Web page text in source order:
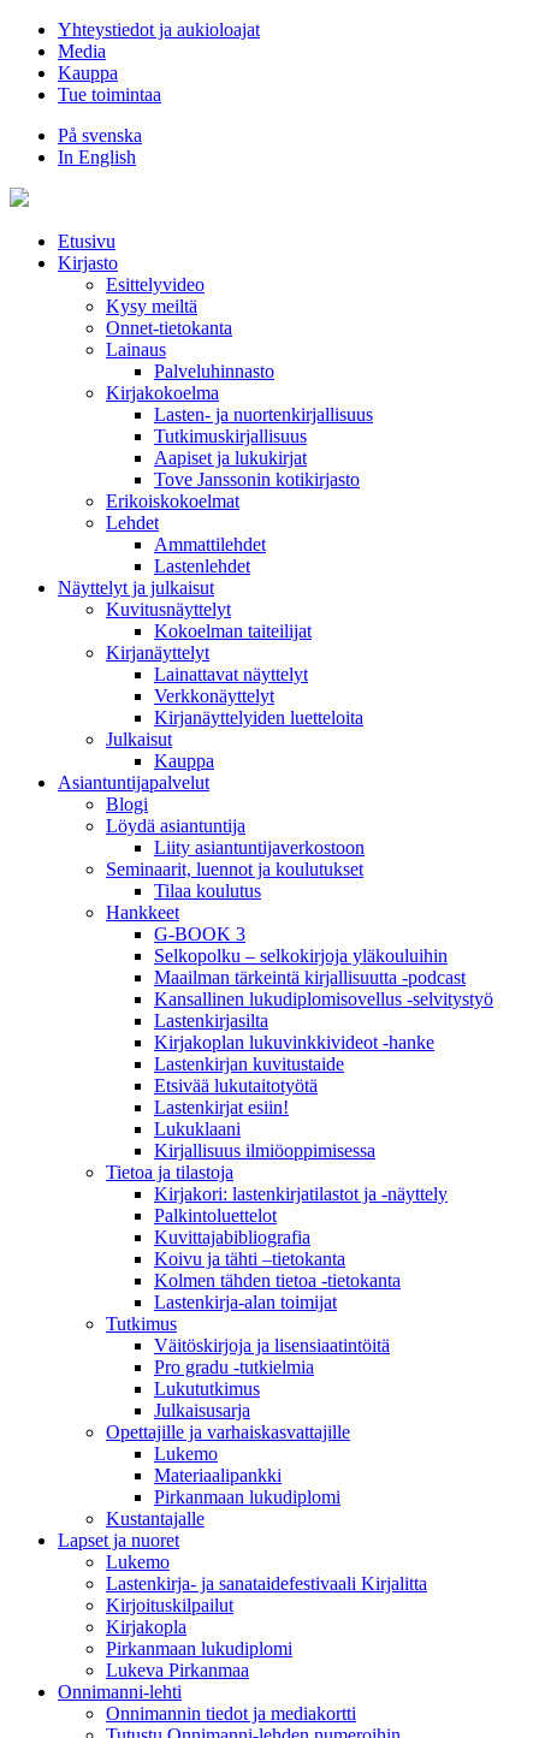
Hyppää
sisältöön
Yhteystiedot ja aukioloajat
Media
Kauppa
Tue toimintaa
På svenska
In English
Etusivu
Kirjasto
Esittelyvideo
Kysy meiltä
Onnet-tietokanta
Lainaus
Palveluhinnasto
Kirjakokoelma
Lasten- ja nuortenkirjallisuus
Tutkimuskirjallisuus
Aapiset ja lukukirjat
Tove Janssonin kotikirjasto
Erikoiskokoelmat
Lehdet
Ammattilehdet
Lastenlehdet
Näyttelyt ja julkaisut
Kuvitusnäyttelyt
Kokoelman taiteilijat
Kirjanäyttelyt
Lainattavat näyttelyt
Verkkonäyttelyt
Kirjanäyttelyiden luetteloita
Julkaisut
Kauppa
Asiantuntija­palvelut
Blogi
Löydä asiantuntija
Liity asiantuntijaverkostoon
Seminaarit, luennot ja koulutukset
Tilaa koulutus
Hankkeet
G-BOOK 3
Selkopolku – selkokirjoja yläkouluihin
Maailman tärkeintä kirjallisuutta -podcast
Kansallinen lukudiplomisovellus -selvitystyö
Lastenkirjasilta
Kirjakoplan lukuvinkkivideot -hanke
Lastenkirjan kuvitustaide
Etsivää lukutaitotyötä
Lastenkirjat esiin!
Lukuklaani
Kirjallisuus ilmiöoppimisessa
Tietoa ja tilastoja
Kirjakori: lastenkirjatilastot ja -näyttely
Palkintoluettelot
Kuvittaja­bibliografia
Koivu ja tähti –tietokanta
Kolmen tähden tietoa -tietokanta
Lastenkirja-alan toimijat
Tutkimus
Väitöskirjoja ja lisensiaatintöitä
Pro gradu -tutkielmia
Lukututkimus
Julkaisusarja
Opettajille ja varhaiskasvattajille
Lukemo
Materiaalipankki
Pirkanmaan lukudiplomi
Kustantajalle
Lapset ja nuoret
Lukemo
Lastenkirja- ja sanataidefestivaali Kirjalitta
Kirjoituskilpailut
Kirjakopla
Pirkanmaan lukudiplomi
Lukeva Pirkanmaa
Onnimanni-lehti
Onnimannin tiedot ja mediakortti